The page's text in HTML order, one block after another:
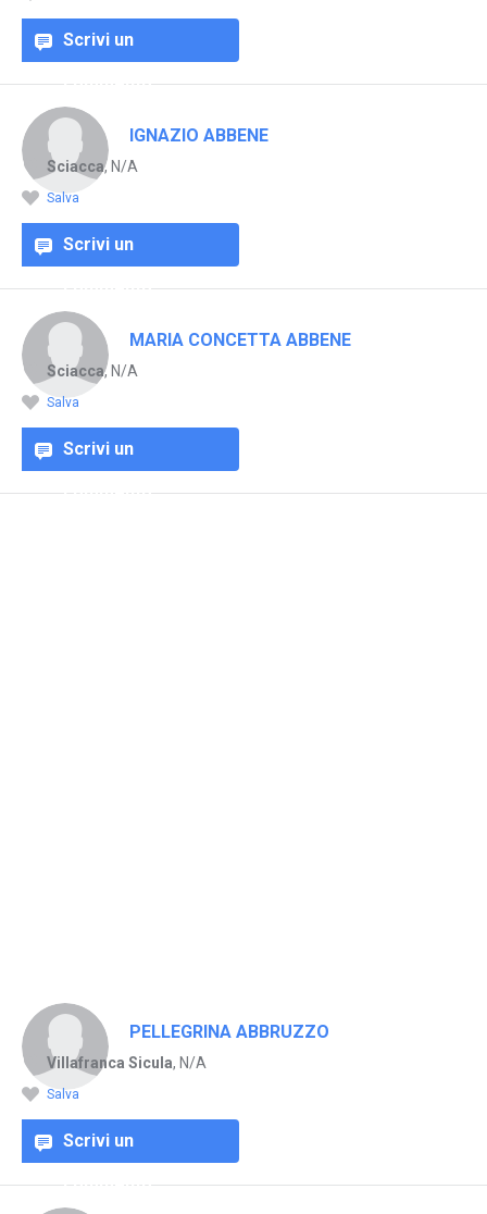
Scrivi un
commento
IGNAZIO ABBENE
Sciacca, N/A
Salva
Scrivi un
commento
MARIA CONCETTA ABBENE
Sciacca, N/A
Salva
Scrivi un
commento
PELLEGRINA ABBRUZZO
Villafranca Sicula, N/A
Salva
Scrivi un
commento